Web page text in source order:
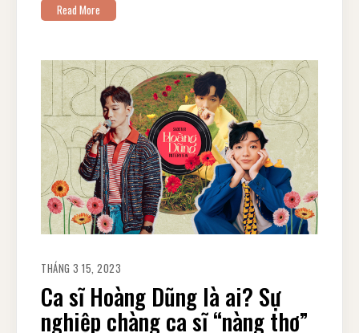
Read More
THÁNG 3 15, 2023
Ca sĩ Hoàng Dũng là ai? Sự
nghiệp chàng ca sĩ “nàng thơ”